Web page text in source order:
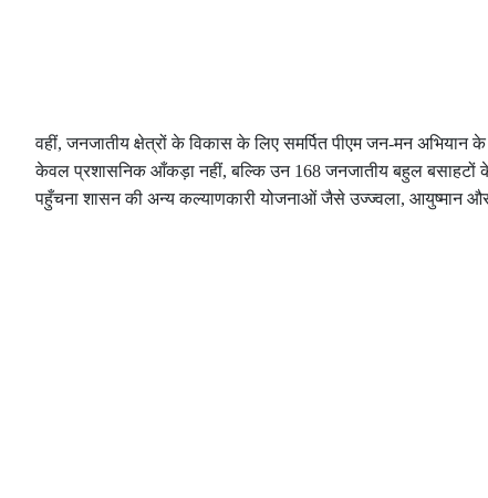
वहीं, जनजातीय क्षेत्रों के विकास के लिए समर्पित पीएम जन-मन
केवल प्रशासनिक आँकड़ा नहीं, बल्कि उन 168 जनजातीय बहुल बसाहटों
पहुँचना शासन की अन्य कल्याणकारी योजनाओं जैसे उज्ज्वला, आयुष्मान और